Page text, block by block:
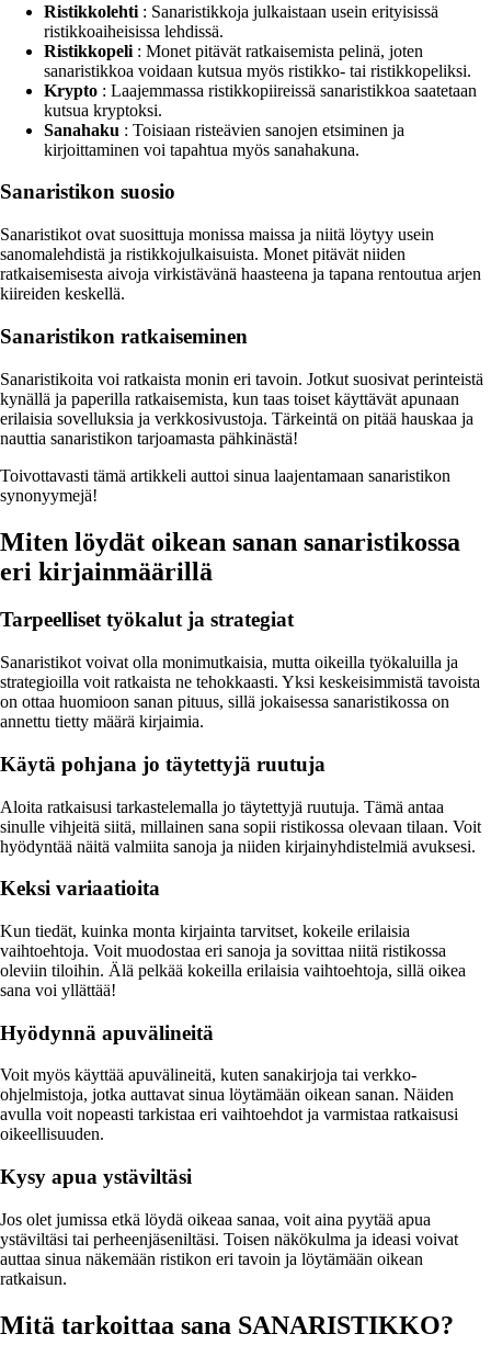
Ristikkolehti : Sanaristikkoja julkaistaan usein erityisissä
ristikkoaiheisissa lehdissä.
Ristikkopeli : Monet pitävät ratkaisemista pelinä, joten
sanaristikkoa voidaan kutsua myös ristikko- tai ristikkopeliksi.
Krypto : Laajemmassa ristikkopiireissä sanaristikkoa saatetaan
kutsua kryptoksi.
Sanahaku : Toisiaan risteävien sanojen etsiminen ja
kirjoittaminen voi tapahtua myös sanahakuna.
Sanaristikon suosio
Sanaristikot ovat suosittuja monissa maissa ja niitä löytyy usein
sanomalehdistä ja ristikkojulkaisuista. Monet pitävät niiden
ratkaisemisesta aivoja virkistävänä haasteena ja tapana rentoutua arjen
kiireiden keskellä.
Sanaristikon ratkaiseminen
Sanaristikoita voi ratkaista monin eri tavoin. Jotkut suosivat perinteistä
kynällä ja paperilla ratkaisemista, kun taas toiset käyttävät apunaan
erilaisia sovelluksia ja verkkosivustoja. Tärkeintä on pitää hauskaa ja
nauttia sanaristikon tarjoamasta pähkinästä!
Toivottavasti tämä artikkeli auttoi sinua laajentamaan sanaristikon
synonyymejä!
Miten löydät oikean sanan sanaristikossa
eri kirjainmäärillä
Tarpeelliset työkalut ja strategiat
Sanaristikot voivat olla monimutkaisia, mutta oikeilla työkaluilla ja
strategioilla voit ratkaista ne tehokkaasti. Yksi keskeisimmistä tavoista
on ottaa huomioon sanan pituus, sillä jokaisessa sanaristikossa on
annettu tietty määrä kirjaimia.
Käytä pohjana jo täytettyjä ruutuja
Aloita ratkaisusi tarkastelemalla jo täytettyjä ruutuja. Tämä antaa
sinulle vihjeitä siitä, millainen sana sopii ristikossa olevaan tilaan. Voit
hyödyntää näitä valmiita sanoja ja niiden kirjainyhdistelmiä avuksesi.
Keksi variaatioita
Kun tiedät, kuinka monta kirjainta tarvitset, kokeile erilaisia
vaihtoehtoja. Voit muodostaa eri sanoja ja sovittaa niitä ristikossa
oleviin tiloihin. Älä pelkää kokeilla erilaisia vaihtoehtoja, sillä oikea
sana voi yllättää!
Hyödynnä apuvälineitä
Voit myös käyttää apuvälineitä, kuten sanakirjoja tai verkko-
ohjelmistoja, jotka auttavat sinua löytämään oikean sanan. Näiden
avulla voit nopeasti tarkistaa eri vaihtoehdot ja varmistaa ratkaisusi
oikeellisuuden.
Kysy apua ystäviltäsi
Jos olet jumissa etkä löydä oikeaa sanaa, voit aina pyytää apua
ystäviltäsi tai perheenjäseniltäsi. Toisen näkökulma ja ideasi voivat
auttaa sinua näkemään ristikon eri tavoin ja löytämään oikean
ratkaisun.
Mitä tarkoittaa sana SANARISTIKKO?